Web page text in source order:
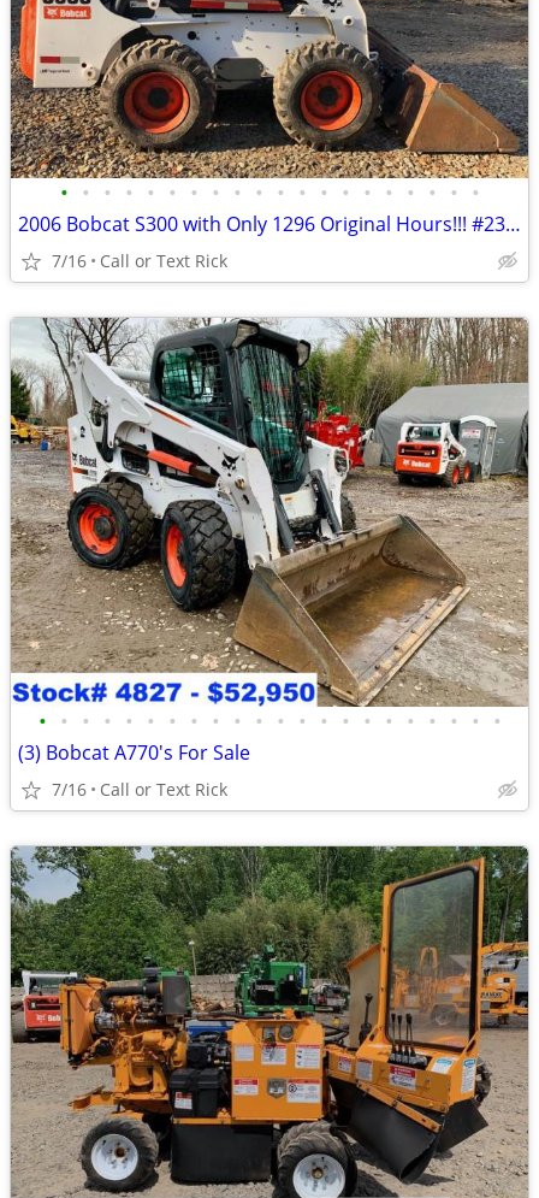
• • • • • • • • • • • • • • • • • • • •
2006 Bobcat S300 with Only 1296 Original Hours!!! #2375
7/16 Call or Text Rick
• • • • • • • • • • • • • • • • • • • • • •
(3) Bobcat A770's For Sale
7/16 Call or Text Rick